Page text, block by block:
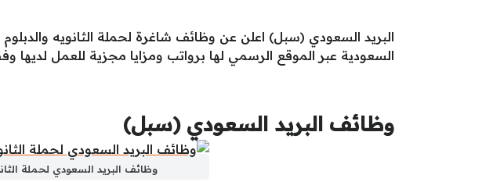
البريد السعودي (سبل) اعلن عن وظائف شاغرة لحملة الثانويه
السعودية عبر الموقع الرسمي لها برواتب ومزايا مجزية للعمل لديها
وظائف البريد السعودي (سبل)
وظائف البريد السعودي لحملة